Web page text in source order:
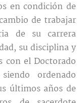
en condición de
de trabajar
de su carrera
su disciplina y
con el Doctorado
ordenado
últimos años de